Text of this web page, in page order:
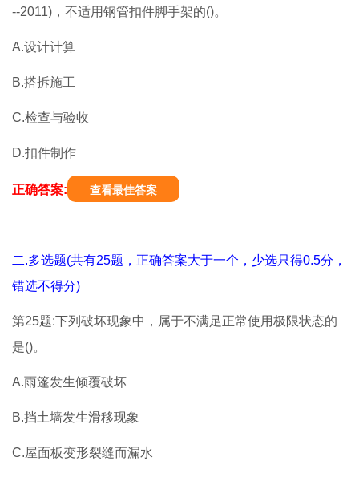
--2011)，不适用钢管扣件脚手架的()。
A.设计计算
B.搭拆施工
C.检查与验收
D.扣件制作
正确答案: 查看最佳答案
二.多选题(共有25题，正确答案大于一个，少选只得0.5分，
错选不得分)
第25题:下列破坏现象中，属于不满足正常使用极限状态的
是()。
A.雨篷发生倾覆破坏
B.挡土墙发生滑移现象
C.屋面板变形裂缝而漏水